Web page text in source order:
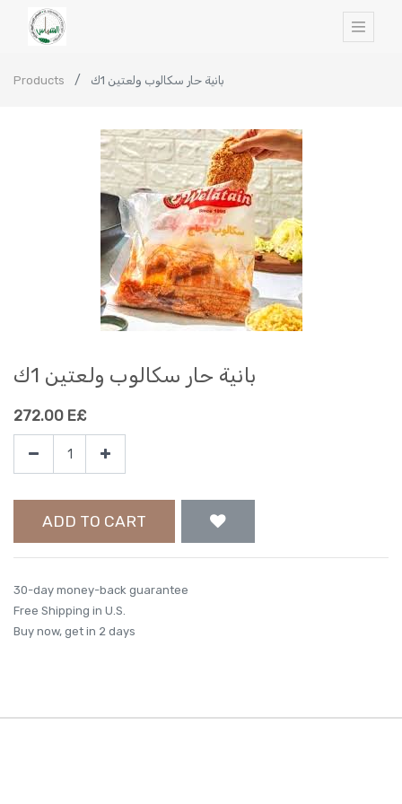
Products بانية حار سكالوب ولعتين 1ك
بانية حار سكالوب ولعتين 1ك
272.00 E£
ADD TO CART
30-day money-back guarantee
Free Shipping in U.S.
Buy now, get in 2 days